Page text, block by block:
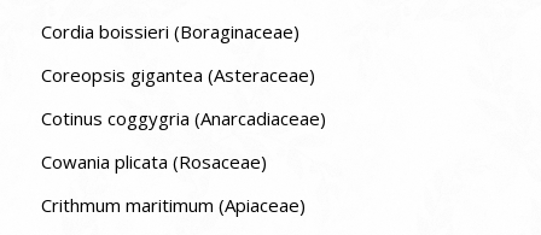
Cordia boissieri (Boraginaceae)
Coreopsis gigantea (Asteraceae)
Cotinus coggygria (Anarcadiaceae)
Cowania plicata (Rosaceae)
Crithmum maritimum (Apiaceae)